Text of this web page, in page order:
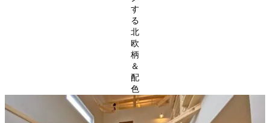
す
る
北
欧
柄
＆
配
色